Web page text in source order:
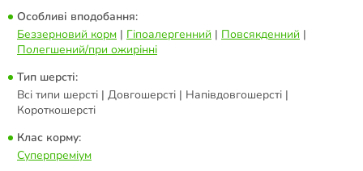
Особливі вподобання:
Беззерновий корм | Гіпоалергенний | Повсякденний |
Полегшений/при ожирінні
Тип шерсті:
Всі типи шерсті | Довгошерсті | Напівдовгошерсті |
Короткошерсті
Клас корму:
Суперпреміум